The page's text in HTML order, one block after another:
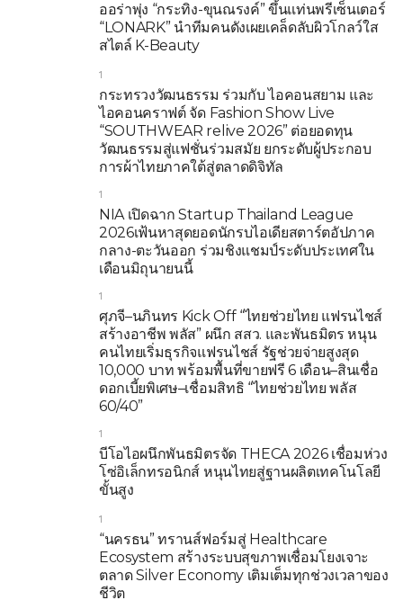
ออร่าพุ่ง “กระทิง-ขุนณรงค์” ขึ้นแท่นพรีเซ็นเตอร์
“LONARK” นำทีมคนดังเผยเคล็ดลับผิวโกลว์ใส
สไตล์ K-Beauty
1
กระทรวงวัฒนธรรม ร่วมกับ ไอคอนสยาม และ
ไอคอนคราฟต์ จัด Fashion Show Live
“SOUTHWEAR relive 2026” ต่อยอดทุน
วัฒนธรรมสู่แฟชั่นร่วมสมัย ยกระดับผู้ประกอบ
การผ้าไทยภาคใต้สู่ตลาดดิจิทัล
1
NIA เปิดฉาก Startup Thailand League
2026เฟ้นหาสุดยอดนักรบไอเดียสตาร์ตอัปภาค
กลาง-ตะวันออก ร่วมชิงแชมป์ระดับประเทศใน
เดือนมิถุนายนนี้
1
ศุภจี–นภินทร Kick Off “ไทยช่วยไทย แฟรนไชส์
สร้างอาชีพ พลัส” ผนึก สสว. และพันธมิตร หนุน
คนไทยเริ่มธุรกิจแฟรนไชส์ รัฐช่วยจ่ายสูงสุด
10,000 บาท พร้อมพื้นที่ขายฟรี 6 เดือน–สินเชื่อ
ดอกเบี้ยพิเศษ–เชื่อมสิทธิ “ไทยช่วยไทย พลัส
60/40”
1
บีโอไอผนึกพันธมิตรจัด THECA 2026 เชื่อมห่วง
โซ่อิเล็กทรอนิกส์ หนุนไทยสู่ฐานผลิตเทคโนโลยี
ขั้นสูง
1
“นครธน” ทรานส์ฟอร์มสู่ Healthcare
Ecosystem สร้างระบบสุขภาพเชื่อมโยงเจาะ
ตลาด Silver Economy เติมเต็มทุกช่วงเวลาของ
ชีวิต